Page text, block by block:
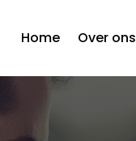
Home Over ons